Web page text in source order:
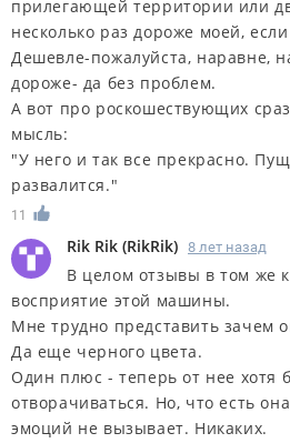
прилегающей территории или
несколько раз дороже моей,
Дешевле-пожалуйста, наравне,
дороже- да без проблем.
А вот про роскошествующих
мысль:
"У него и так все прекрасно.
развалится."
11
Rik Rik (RikRik) 8 лет назад
В целом отзывы в том же
восприятие этой машины.
Мне трудно представить зачем
Да еще черного цвета.
Один плюс - теперь от нее хотя
отворачиваться. Но, что есть
эмоций не вызывает. Никаких.